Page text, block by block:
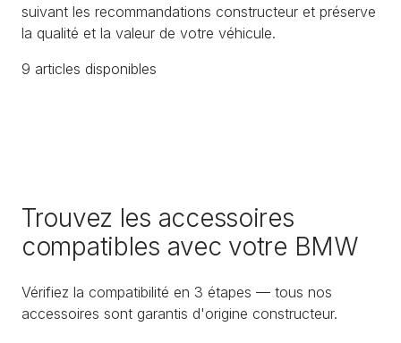
suivant les recommandations constructeur et préserve
la qualité et la valeur de votre véhicule.
9 articles disponibles
Trouvez les accessoires
compatibles avec votre BMW
Vérifiez la compatibilité en 3 étapes — tous nos
accessoires sont garantis d'origine constructeur.